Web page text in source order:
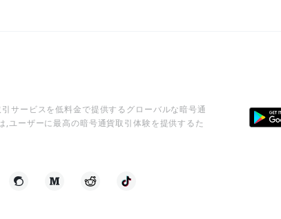
サービスを低料金で提供するグローバルな暗号通
ユーザーに最高の暗号通貨取引体験を提供するた